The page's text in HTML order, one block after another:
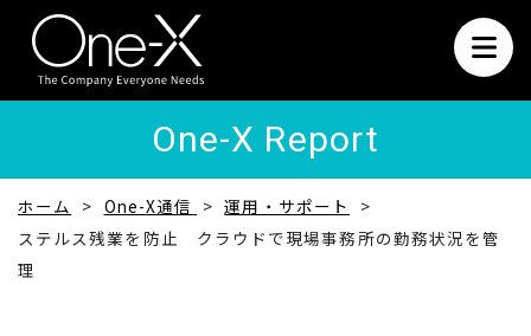
One-X Report
ホーム One-X通信
運用・サポート
ステルス残業を防止 クラウドで現場事務所の勤務状況を管
理